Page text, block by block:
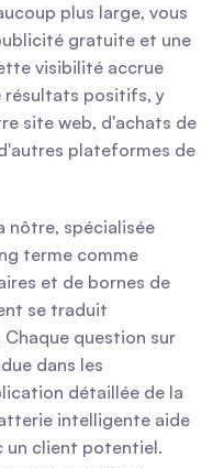
plus large, vous
gratuite et une
visibilité accrue
résultats positifs, y
site web, d'achats de
plateformes de
nôtre, spécialisée
terme comme
et de bornes de
se traduit
question sur
dans les
détaillée de la
intelligente aide
un client potentiel.